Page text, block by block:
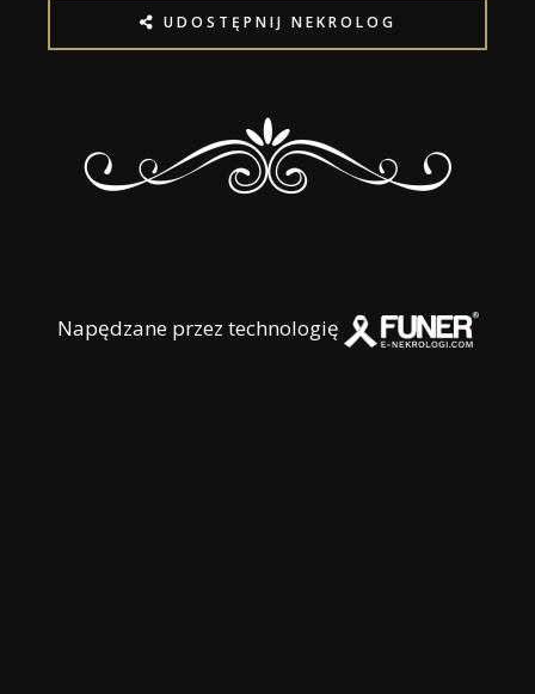
UDOSTĘPNIJ NEKROLOG
Napędzane przez technologię